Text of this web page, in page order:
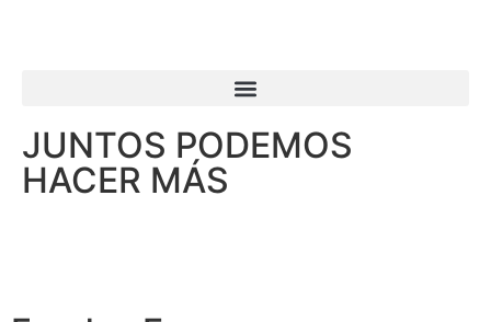
JUNTOS PODEMOS
HACER MÁS